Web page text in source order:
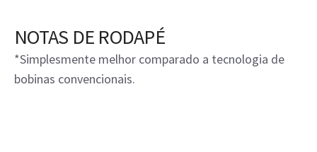
NOTAS DE RODAPÉ
*Simplesmente melhor comparado a tecnologia de
bobinas convencionais.